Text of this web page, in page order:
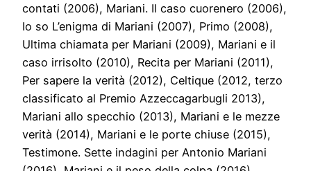
contati (2006), Mariani. Il caso cuorenero (2006),
Io so L’enigma di Mariani (2007), Primo (2008),
Ultima chiamata per Mariani (2009), Mariani e il
caso irrisolto (2010), Recita per Mariani (2011),
Per sapere la verità (2012), Celtique (2012, terzo
classificato al Premio Azzeccagarbugli 2013),
Mariani allo specchio (2013), Mariani e le mezze
verità (2014), Mariani e le porte chiuse (2015),
Testimone. Sette indagini per Antonio Mariani